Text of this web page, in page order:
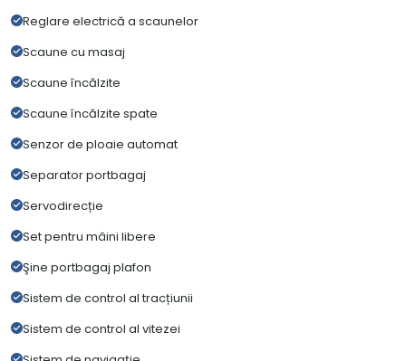
Reglare electrică a scaunelor
Scaune cu masaj
Scaune încălzite
Scaune încălzite spate
Senzor de ploaie automat
Separator portbagaj
Servodirecție
Set pentru mâini libere
Şine portbagaj plafon
Sistem de control al tracțiunii
Sistem de control al vitezei